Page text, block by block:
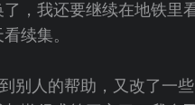
，我还要继续在地铁里
续集。
别人的帮助，又改了一